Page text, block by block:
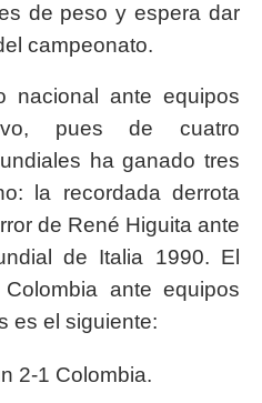
de peso y espera dar
campeonato.
nacional ante equipos
pues de cuatro
ha ganado tres
la recordada derrota
de René Higuita ante
de Italia 1990. El
ante equipos
es el siguiente:
2-1 Colombia.